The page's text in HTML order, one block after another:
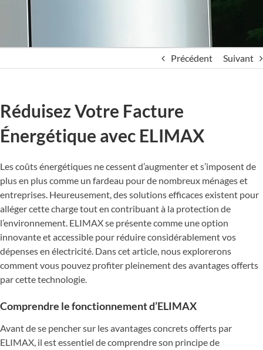
Précédent Suivant
Réduisez Votre Facture
Énergétique avec ELIMAX
Les coûts énergétiques ne cessent d’augmenter et s’imposent de
plus en plus comme un fardeau pour de nombreux ménages et
entreprises. Heureusement, des solutions efficaces existent pour
alléger cette charge tout en contribuant à la protection de
l’environnement. ELIMAX se présente comme une option
innovante et accessible pour réduire considérablement vos
dépenses en électricité. Dans cet article, nous explorerons
comment vous pouvez profiter pleinement des avantages offerts
par cette technologie.
Comprendre le fonctionnement d’ELIMAX
Avant de se pencher sur les avantages concrets offerts par
ELIMAX, il est essentiel de comprendre son principe de